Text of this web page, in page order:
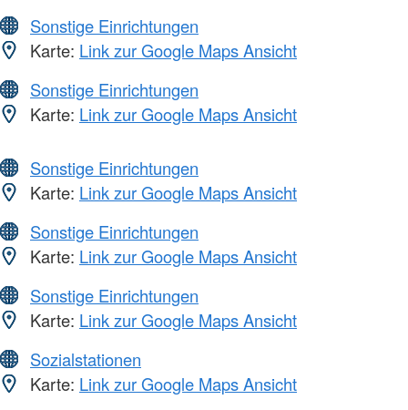
Sonstige Einrichtungen
Karte: Link zur Google Maps Ansicht
Sonstige Einrichtungen
Karte: Link zur Google Maps Ansicht
Sonstige Einrichtungen
Karte: Link zur Google Maps Ansicht
Sonstige Einrichtungen
Karte: Link zur Google Maps Ansicht
Sonstige Einrichtungen
Karte: Link zur Google Maps Ansicht
Sozialstationen
Karte: Link zur Google Maps Ansicht